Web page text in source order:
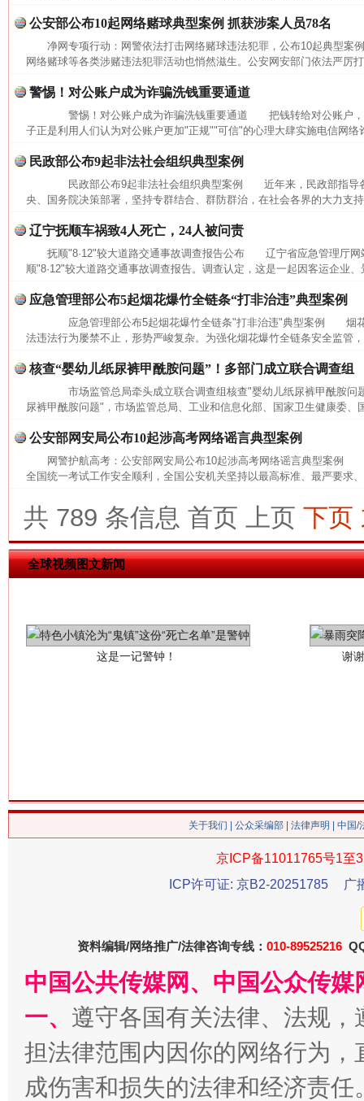
公安部公布10起网络赌球典型案例 抓获涉案人员78名
净网专项行动：网警依法打击网络赌球违法犯罪，公布10起典型
网络赌球等各类涉赌违法犯罪活动也悄然滋生。公安网安部门依法严厉
警惕！对公账户成为诈骗洗钱重要通道
警惕！对公账户成为诈骗洗钱重要通道 把钱转给对公账户，
子正是利用人们认为对公账户更加"正规""可信"的心理大肆实施电信网络
民政部公布9起非法社会组织典型案例
民政部公布9起非法社会组织典型案例 近年来，民政部指导
央、国务院决策部署，坚持专群结合、群防群治，在社会各界的大力支
辽宁抚顺车祸致4人死亡，24人被问责
抚顺"8·12"较大道路交通事故调查报告公布 辽宁省应急管理厅网
顺"8·12"较大道路交通事故调查报告。调查认定，这是一起因客运企业
应急管理部公布5起烟花爆竹全链条“打非治违”典型案例
应急管理部公布5起烟花爆竹全链条"打非治违"典型案例 烟花
法违法行为屡禁不止，形势严峻复杂。为强化烟花爆竹全链条安全监管
核查“婴幼儿纸尿裤甲酰胺问题”！多部门成立联合调查组
市场监管总局牵头成立联合调查组核查"婴幼儿纸尿裤甲酰胺
尿裤甲酰胺问题"，市场监管总局、工业和信息化部、国家卫生健康委、
公安部网安局公布10起涉高考网络谣言典型案例
网警护航高考：公安部网安局公布10起涉高考网络谣言典型案例
全国统一考试工作安全顺利，全国公安机关坚持以最高标准、最严要求
共 789 条信息 首页 上页 下页
全球视频图文新闻
网上购药对药下症？
在谋一域中谋全局
今
习近平的博鳌关键词
魏明亮
关于我们 公众采编部 法律声明 | 中国
京ICP备11011765号1至
ICP许可证: 京B2-20251785
广
资料编辑/网络推广/法律咨询专线： 010-89525216
中国公共传媒网、中国公众传
一、 遵守各国有关法律、法规
担法律范围内因你的网络行为
成伤害和损失的法律和经济责